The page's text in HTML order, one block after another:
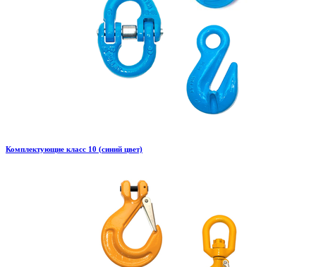
Комплектующие класс 10 (синий цвет)